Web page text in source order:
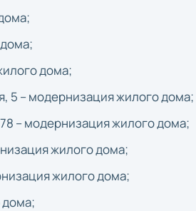
дома;
5 – модернизация жилого дома;
– модернизация жилого дома;
жилого дома;
жилого дома;
дома;